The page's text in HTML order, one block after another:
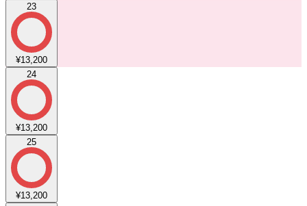
23
¥13,200
24
¥13,200
25
¥13,200